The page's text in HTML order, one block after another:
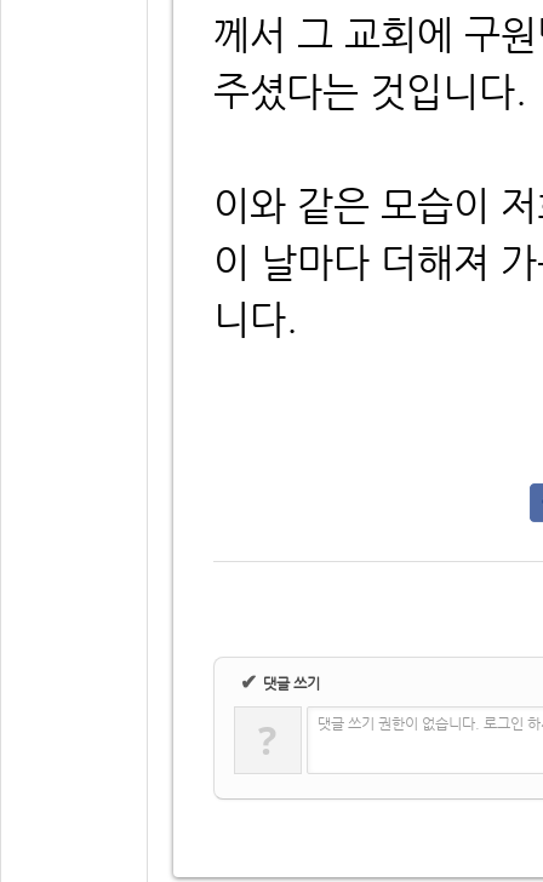
께서 그 교회에 구
주셨다는 것입니다.
이와 같은 모습이
이 날마다 더해져
니다.
✔ 댓글 쓰기
? 댓글 쓰기 권한이 없습니다. 로그인